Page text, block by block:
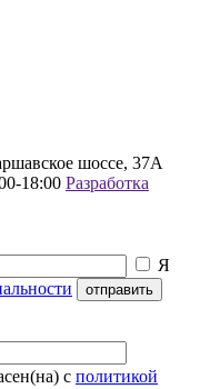
шоссе, 37А
18:00 Разработка
Я
с политикой